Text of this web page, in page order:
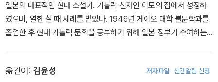
일본의 대표적인 현대 소설가. 가톨릭 신자인 이모의 집에서 성장하
였으며, 열한 살 때 세례를 받았다. 1949년 게이오 대학 불문학과를
졸업한 후 현대 가톨릭 문학을 공부하기 위해 일본 정부가 수여하는
5년에 발표한 《하얀 사람》(白ぃ人)으로 아쿠타가와상을 수상했고,
옮긴이: 김윤성 저자파일 신간알림 신청